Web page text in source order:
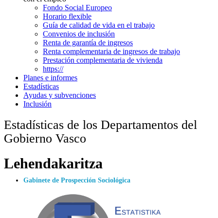
Fondo Social Europeo
Horario flexible
Guía de calidad de vida en el trabajo
Convenios de inclusión
Renta de garantía de ingresos
Renta complementaria de ingresos de trabajo
Prestación complementaria de vivienda
https://
Planes e informes
Estadísticas
Ayudas y subvenciones
Inclusión
Estadísticas de los Departamentos del
Gobierno Vasco
Lehendakaritza
Gabinete de Prospección Sociológica